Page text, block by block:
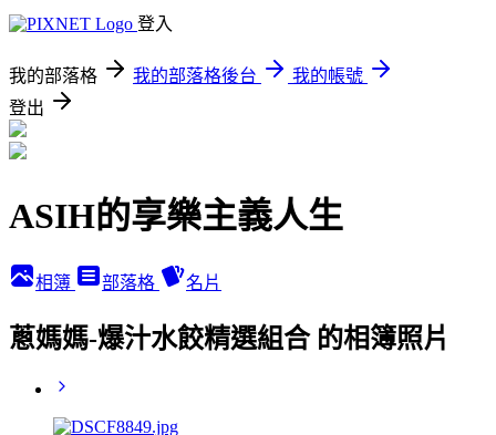
登入
我的部落格 我的部落格後台
我的帳號
登出
ASIH的享樂主義人生
相簿 部落格 名片
蔥媽媽-爆汁水餃精選組合 的相簿照片